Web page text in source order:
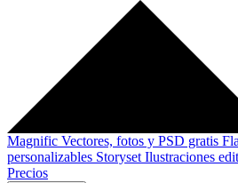
Magnific Vectores, fotos y PSD gratis
personalizables Storyset Ilustraciones
Precios